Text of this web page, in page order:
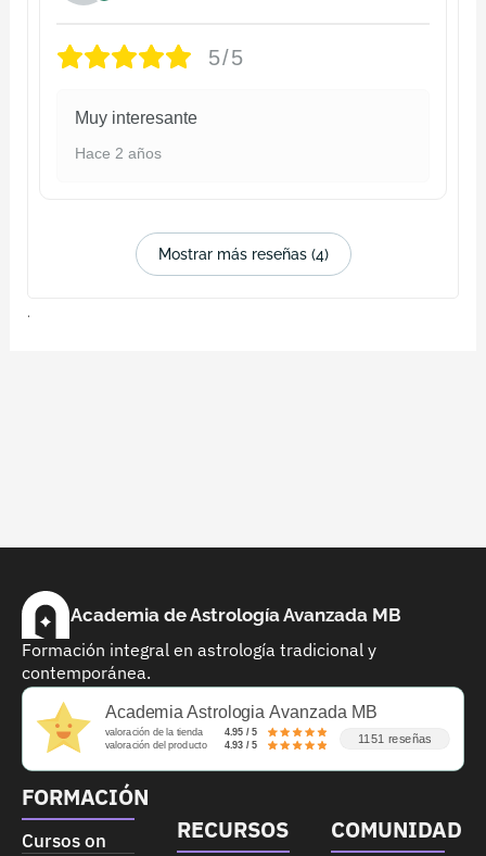
5/5
Muy interesante
Hace 2 años
Mostrar más reseñas (4)
.
Academia de Astrología Avanzada MB
Formación integral en astrología tradicional y
contemporánea.
Academia Astrologia Avanzada MB
valoración de la tienda 4.95 / 5
valoración del producto 4.93 / 5 1151 reseñas
FORMACIÓN
Cursos on
RECURSOS COMUNIDAD